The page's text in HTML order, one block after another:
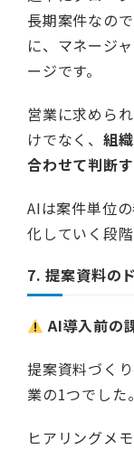
長期案件なの
に、マネージ
ージです。
営業に求めら
けでなく、組
合わせて判断
AIは案件単位
化していく段階
7. 提案資料の
AI導入前の
提案資料づく
業の1つでした。
ヒアリングメ